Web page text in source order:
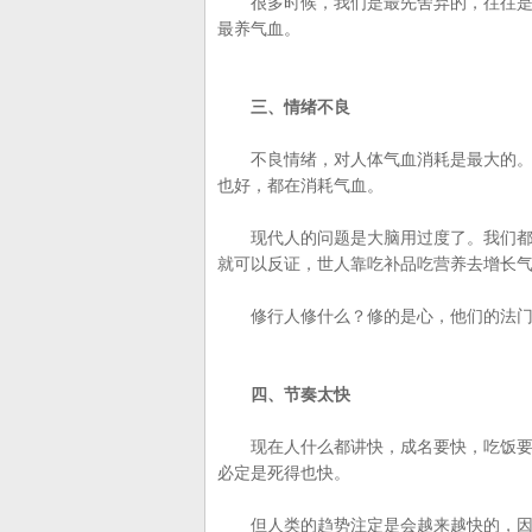
最养气血。
三、情绪不良
不良情绪，对人体气血消耗是最大的。
也好，都在消耗气血。
现代人的问题是大脑用过度了。我们都
就可以反证，世人靠吃补品吃营养去增长
修行人修什么？修的是心，他们的法门
四、节奏太快
现在人什么都讲快，成名要快，吃饭
必定是死得也快。
但人类的趋势注定是会越来越快的，因